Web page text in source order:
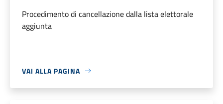
Procedimento di cancellazione dalla lista elettorale
aggiunta
VAI ALLA PAGINA